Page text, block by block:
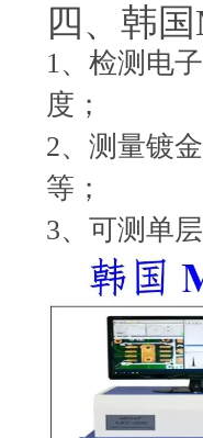
四、韩
1、检测电
度；
2、测量镀
等；
3、可测单